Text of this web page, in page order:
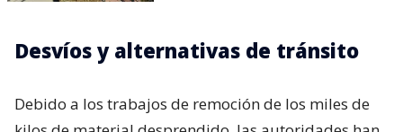
Desvíos y alternativas de tránsito
Debido a los trabajos de remoción de los miles de